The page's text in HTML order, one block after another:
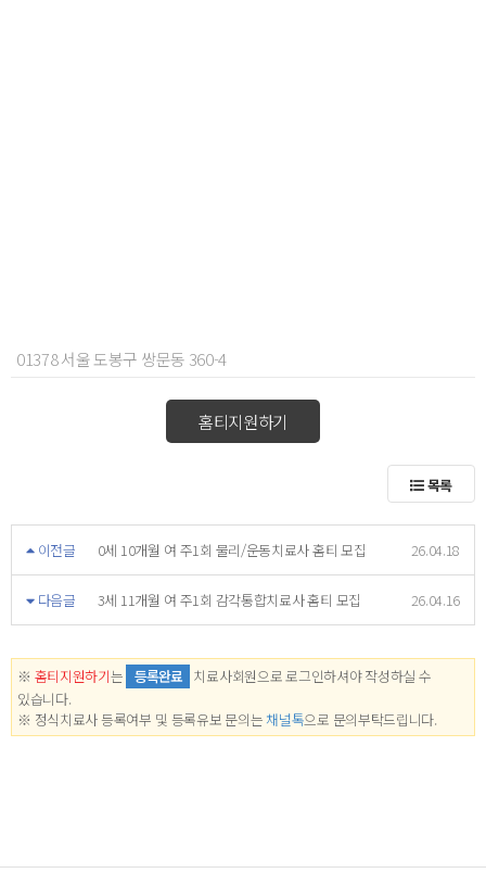
01378 서울 도봉구 쌍문동 360-4
홈티지원하기
목록
이전글 0세 10개월 여 주1회 물리/운동치료사 홈티 모집 26.04.18
다음글 3세 11개월 여 주1회 감각통합치료사 홈티 모집 26.04.16
※ 홈티지원하기는 등록완료 치료사회원으로 로그인하셔야 작성하실 수
있습니다.
※ 정식치료사 등록여부 및 등록유보 문의는 채널톡으로 문의부탁드립니다.